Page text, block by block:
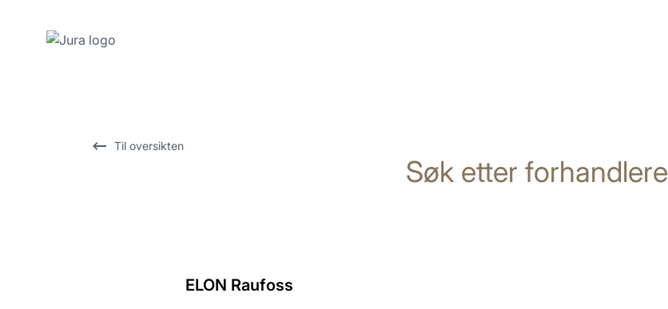
Til oversikten
Søk etter forhandlere
ELON Raufoss